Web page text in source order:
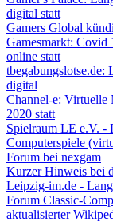
digital statt
Gamers Global
Gamesmarkt: Covid
online statt
tbegabungslotse.de:
digital
Channel-e: Virtuelle
2020 statt
Spielraum LE e.V. -
Computerspiele
Forum bei nexgam
Kurzer Hinweis bei
Leipzig-im.de -
Forum Classic-
aktualisierter